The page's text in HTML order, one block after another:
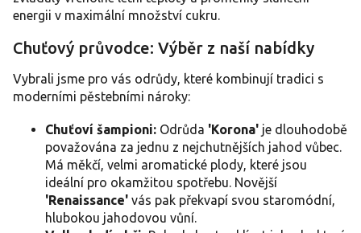
y
ý
s
u
energii v maximální množství cukru.
Chuťový průvodce: Výběr z naší nabídky
Vybrali jsme pro vás odrůdy, které kombinují tradici s
moderními pěstebními nároky:
Chuťoví šampioni: Odrůda 'Korona' je dlouhodobě
považována za jednu z nejchutnějších jahod vůbec.
Má měkčí, velmi aromatické plody, které jsou
ideální pro okamžitou spotřebu. Novější
'Renaissance' vás pak překvapí svou staromódní,
hlubokou jahodovou vůní.